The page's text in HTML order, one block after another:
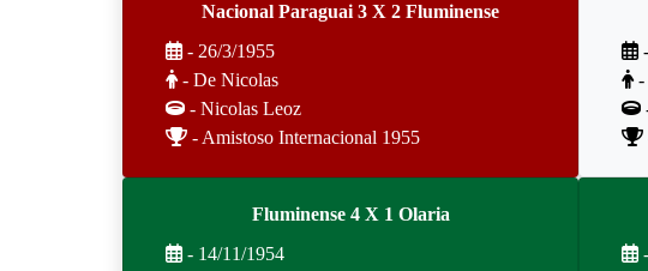
Nacional Paraguai 3 X 2 Fluminense
- 26/3/1955
- De Nicolas
- Nicolas Leoz
- Amistoso Internacional 1955
-
Fluminense 4 X 1 Olaria
- 14/11/1954